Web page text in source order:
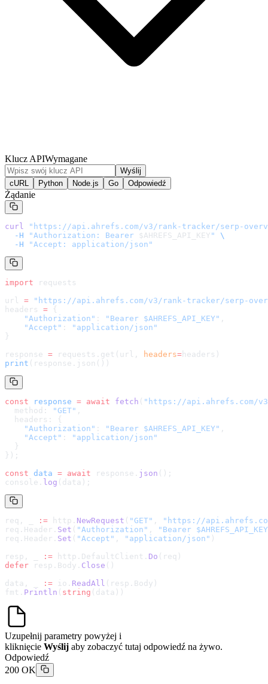
Klucz APIWymagane
Wyślij
cURL
Python Node.js Go Odpowiedź
Żądanie
curl " https://api.ahrefs.com/v3/rank-tracker/serp-
  -H
"Authorization: Bearer $AHREFS_API_KEY "
\
  -H
"Accept: application/json"
import requests
url = " https://api.ahrefs.com/v3/rank-tracker/serp-
headers = {
    "Authorization"
: "Bearer $AHREFS_API_KEY" ,
    "Accept"
:
"application/json"
}
response = requests.get(url, headers= headers )
print (response.json())
const response = await fetch ( " https://api.ahrefs.com/
  method:
"GET" ,
  headers: {
    "Authorization"
: "Bearer $AHREFS_API_KEY" ,
    "Accept"
:
"application/json"
  }
});
const data = await response. json ();
console. log (data);
req, _ := http. NewRequest ( "GET" , " https://
req.Header. Set ( "Authorization" ,
"Bearer
req.Header. Set ( "Accept" , "application/json" )
resp, _
:= http.DefaultClient. Do (req)
defer resp.Body. Close ()
data, _
:= io. ReadAll (resp.Body)
fmt. Println ( string (data))
Uzupełnij parametry powyżej i
kliknięcie Wyślij aby zobaczyć tutaj odpowiedź na żywo.
Odpowiedź
200 OK